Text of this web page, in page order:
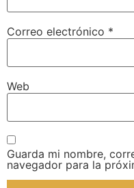
Correo electrónico *
Web
Guarda mi nombre,
navegador para la